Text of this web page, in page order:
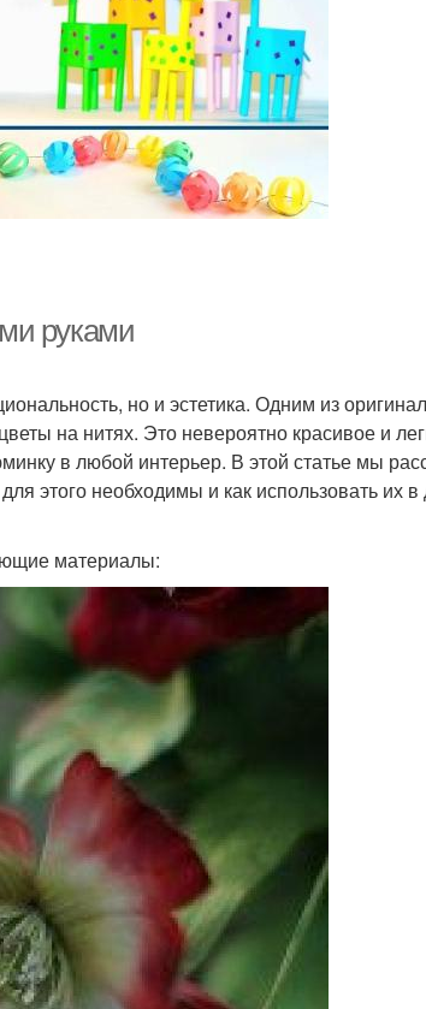
руками
но и эстетика. Одним из
на нитях. Это невероятно красивое и
в любой интерьер. В этой статье мы
этого необходимы и как использовать их в
материалы: